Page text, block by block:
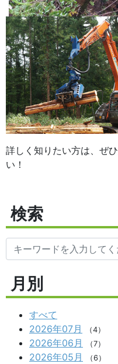
詳しく知りたい方は、ぜひ
い！
検索
月別
すべて
2026年07月
（4）
2026年06月 （7）
2026年05月 （6）